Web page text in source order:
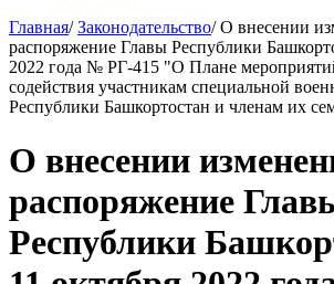
Главная/ Законодательство/ О внесении
распоряжение Главы Республики
2022 года № РГ-415 "О Плане
содействия участникам специальной
Республики Башкортостан и членам их
О внесении
распоряжение
Республики